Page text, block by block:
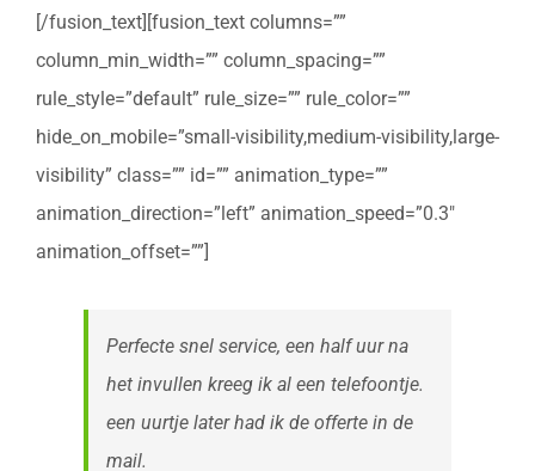
[/fusion_text][fusion_text columns=””
column_min_width=”” column_spacing=””
rule_style=”default” rule_size=”” rule_color=””
hide_on_mobile=”small-visibility,medium-visibility,large-
visibility” class=”” id=”” animation_type=””
animation_direction=”left” animation_speed=”0.3″
animation_offset=””]
Perfecte snel service, een half uur na
het invullen kreeg ik al een telefoontje.
een uurtje later had ik de offerte in de
mail.